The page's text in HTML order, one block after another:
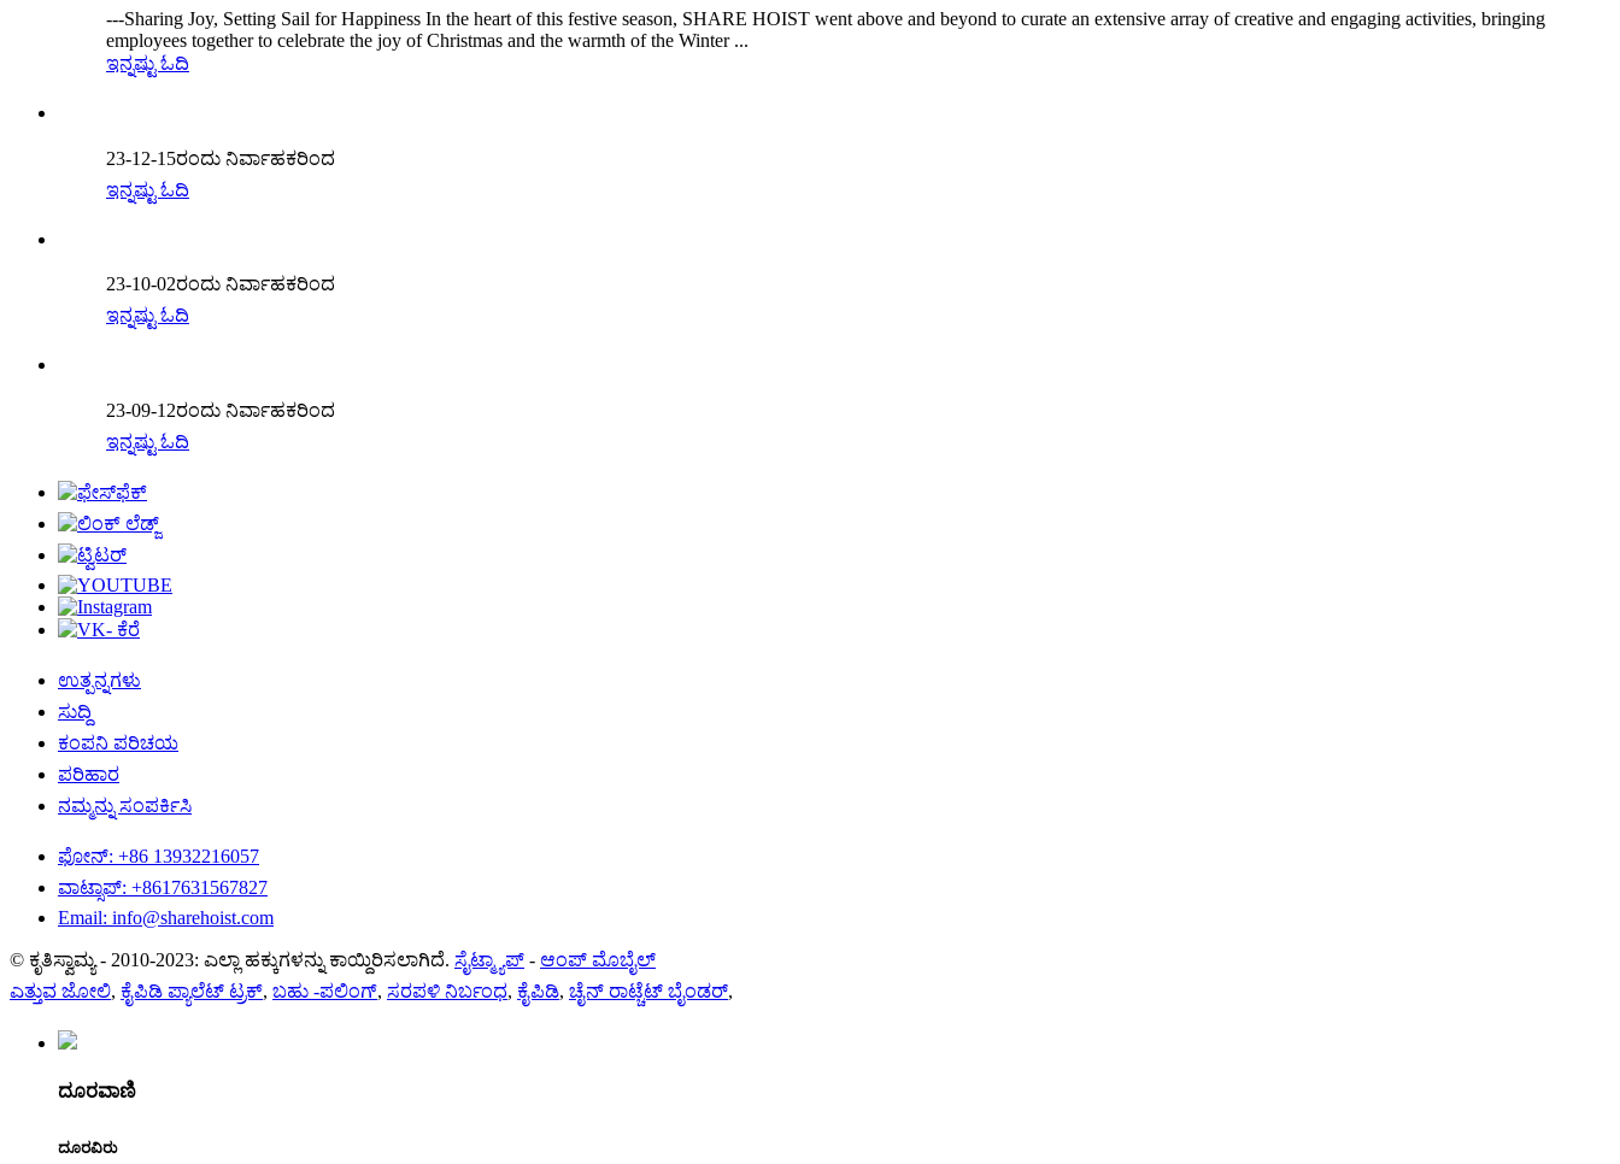
---Sharing Joy, Setting Sail for Happiness In the heart of this festive season, SHARE HOIST went above and beyond to curate an extensive array of creative and engaging activities, bringing
employees together to celebrate the joy of Christmas and the warmth of the Winter ...
ಇನ್ನಷ್ಟು ಓದಿ
23-12-15ರಂದು ನಿರ್ವಾಹಕರಿಂದ
ಇನ್ನಷ್ಟು ಓದಿ
23-10-02ರಂದು ನಿರ್ವಾಹಕರಿಂದ
ಇನ್ನಷ್ಟು ಓದಿ
23-09-12ರಂದು ನಿರ್ವಾಹಕರಿಂದ
ಇನ್ನಷ್ಟು ಓದಿ
ಉತ್ಪನ್ನಗಳು
ಸುದ್ದಿ
ಕಂಪನಿ ಪರಿಚಯ
ಪರಿಹಾರ
ನಮ್ಮನ್ನು ಸಂಪರ್ಕಿಸಿ
ಫೋನ್: +86 13932216057
ವಾಟ್ಸಾಪ್: +8617631567827
Email: info@sharehoist.com
© ಕೃತಿಸ್ವಾಮ್ಯ - 2010-2023: ಎಲ್ಲಾ ಹಕ್ಕುಗಳನ್ನು ಕಾಯ್ದಿರಿಸಲಾಗಿದೆ. ಸೈಟ್ಮ್ಯಾಪ್ - ಆಂಪ್ ಮೊಬೈಲ್
ಎತ್ತುವ ಜೋಲಿ, ಕೈಪಿಡಿ ಪ್ಯಾಲೆಟ್ ಟ್ರಕ್, ಬಹು -ಪಲಿಂಗ್, ಸರಪಳಿ ನಿರ್ಬಂಧ, ಕೈಪಿಡಿ, ಚೈನ್ ರಾಟ್ಚೆಟ್ ಬೈಂಡರ್,
ದೂರವಾಣಿ
ದೂರವಿರು